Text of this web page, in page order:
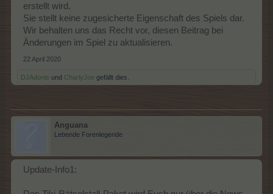
erstellt wird.
Sie stellt keine zugesicherte Eigenschaft des Spiels dar.
Wir behalten uns das Recht vor, diesen Beitrag bei
Änderungen im Spiel zu aktualisieren.
22 April 2020
DJAdonis und CharlyJoe gefällt dies.
Anguana
Lebende Forenlegende
Update-Info1: